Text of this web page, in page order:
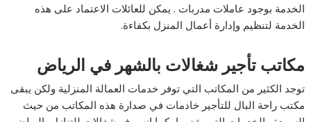
الخدمة بوجود عاملات مدربات . يمكن للعائلات الاعتماد على هذه
الخدمة لتنظيم وإدارة أعمال المنزل بكفاءة.
مكاتب تأجير شغالات بالشهر في الرياض
توجد الكثير من المكاتب التي توفر خدمات العمالة المنزلية ولكن يبقى
مكتب راحة البال للتأجير خادمات في صدارة هذه المكاتب من حيث